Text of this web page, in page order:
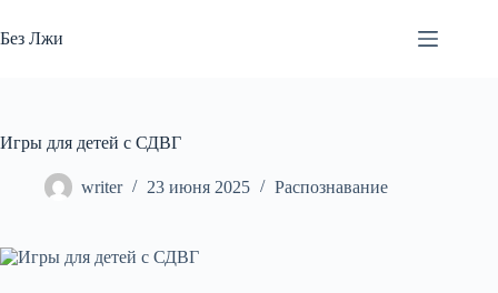
к
сути
Без Лжи
Игры для детей с СДВГ
writer 23 июня 2025 Распознавание